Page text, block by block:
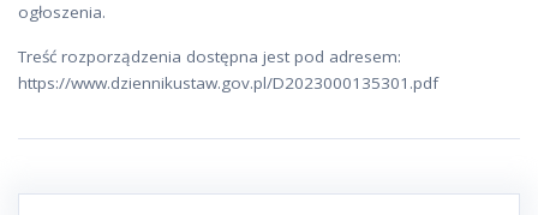
ogłoszenia.
Treść rozporządzenia dostępna jest pod adresem:
https://www.dziennikustaw.gov.pl/D2023000135301.pdf